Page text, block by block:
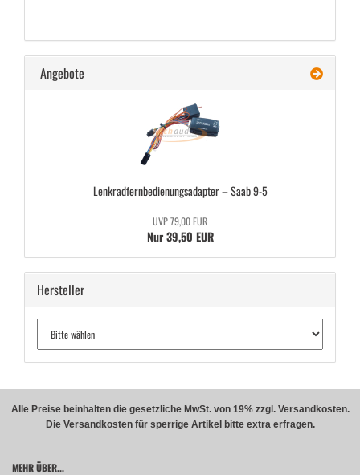
Angebote
Lenk­rad­fern­be­die­nungs­ad­ap­ter – Saab 9-5
UVP 79,00 EUR
Nur 39,50 EUR
Hersteller
Alle Preise beinhalten die gesetzliche MwSt. von 19% zzgl. Versandkosten.
Die Versandkosten für sperrige Artikel bitte extra erfragen.
MEHR ÜBER...